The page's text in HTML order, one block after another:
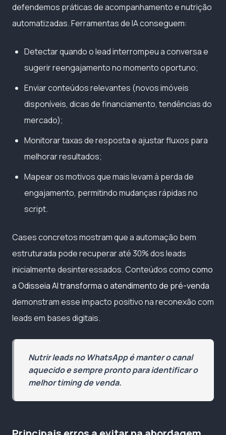
defendemos práticas de acompanhamento e nutrição
automatizadas. Ferramentas de IA conseguem:
Detectar quando o lead interrompeu a conversa e
sugerir reengajamento no momento oportuno;
Enviar conteúdos relevantes (novos imóveis
disponíveis, dicas de financiamento, tendências do
mercado);
Monitorar taxas de resposta e ajustar fluxos para
melhorar resultados;
Mapear os motivos que mais levam à perda de
engajamento, permitindo mudanças rápidas no
script.
Cases concretos mostram que a automação bem
estruturada pode recuperar até 30% dos leads
inicialmente desinteressados. Conteúdos comocomo
a Odisseia AI transforma o atendimento de pré-venda
demonstram esse impacto positivo na reconexão com
leads em bases digitais.
Nutrir leads no WhatsApp é manter o canal
aquecido e sempre pronto para identificar o
melhor timing de venda.